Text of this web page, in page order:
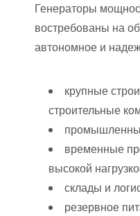
Генераторы
востребованы на
автономное и
крупные
строительные
временные
высокой
склады и
резервное